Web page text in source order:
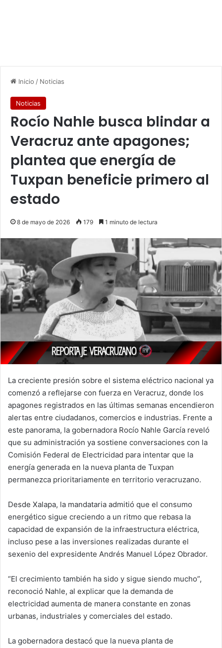
Inicio / Noticias
Noticias
Rocío Nahle busca blindar a
Veracruz ante apagones;
plantea que energía de
Tuxpan beneficie primero al
estado
8 de mayo de 2026 179 1 minuto de lectura
La creciente presión sobre el sistema eléctrico nacional ya
comenzó a reflejarse con fuerza en Veracruz, donde los
apagones registrados en las últimas semanas encendieron
alertas entre ciudadanos, comercios e industrias. Frente a
este panorama, la gobernadora Rocío Nahle García reveló
que su administración ya sostiene conversaciones con la
Comisión Federal de Electricidad para intentar que la
energía generada en la nueva planta de Tuxpan
permanezca prioritariamente en territorio veracruzano.
Desde Xalapa, la mandataria admitió que el consumo
energético sigue creciendo a un ritmo que rebasa la
capacidad de expansión de la infraestructura eléctrica,
incluso pese a las inversiones realizadas durante el
sexenio del expresidente Andrés Manuel López Obrador.
“El crecimiento también ha sido y sigue siendo mucho”,
reconoció Nahle, al explicar que la demanda de
electricidad aumenta de manera constante en zonas
urbanas, industriales y comerciales del estado.
La gobernadora destacó que la nueva planta de